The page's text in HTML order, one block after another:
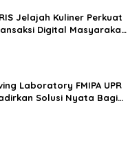
Jelajah Kuliner Perkuat
Digital Masyarakat
Laboratory FMIPA UPR
Solusi Nyata Bagi